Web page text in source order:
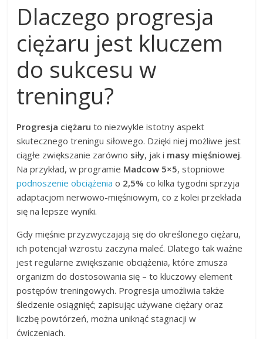
Dlaczego progresja
ciężaru jest kluczem
do sukcesu w
treningu?
Progresja ciężaru to niezwykle istotny aspekt
skutecznego treningu siłowego. Dzięki niej możliwe jest
ciągłe zwiększanie zarówno siły, jak i masy mięśniowej.
Na przykład, w programie Madcow 5×5, stopniowe
podnoszenie obciążenia o 2,5% co kilka tygodni sprzyja
adaptacjom nerwowo-mięśniowym, co z kolei przekłada
się na lepsze wyniki.
Gdy mięśnie przyzwyczajają się do określonego ciężaru,
ich potencjał wzrostu zaczyna maleć. Dlatego tak ważne
jest regularne zwiększanie obciążenia, które zmusza
organizm do dostosowania się – to kluczowy element
postępów treningowych. Progresja umożliwia także
śledzenie osiągnięć; zapisując używane ciężary oraz
liczbę powtórzeń, można uniknąć stagnacji w
ćwiczeniach.